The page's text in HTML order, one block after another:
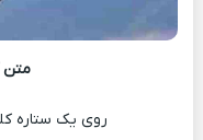
متن
روی یک ستاره